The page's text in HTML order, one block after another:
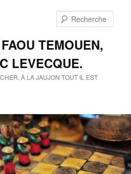
TEMOUEN,
LEVECQUE.
À LA JAUJON TOUT IL EST